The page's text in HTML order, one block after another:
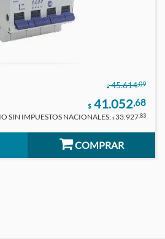
$ 45.614,09
$ 41.052,68
SIN IMPUESTOS NACIONALES: $ 33.927,83
COMPRAR